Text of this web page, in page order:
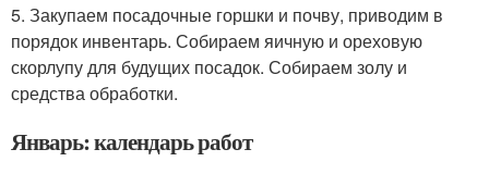
5. Закупаем посадочные горшки и почву, приводим в
порядок инвентарь. Собираем яичную и ореховую
скорлупу для будущих посадок. Собираем золу и
средства обработки.
Январь: календарь работ